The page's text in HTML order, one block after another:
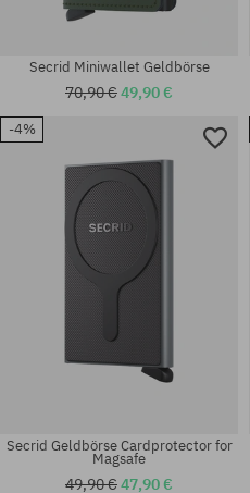
Universalgröße
Secrid Miniwallet Geldbörse
70,90 €49,90 €
-4%
Secrid Geldbörse Cardprotector for
Magsafe
49,90 €47,90 €